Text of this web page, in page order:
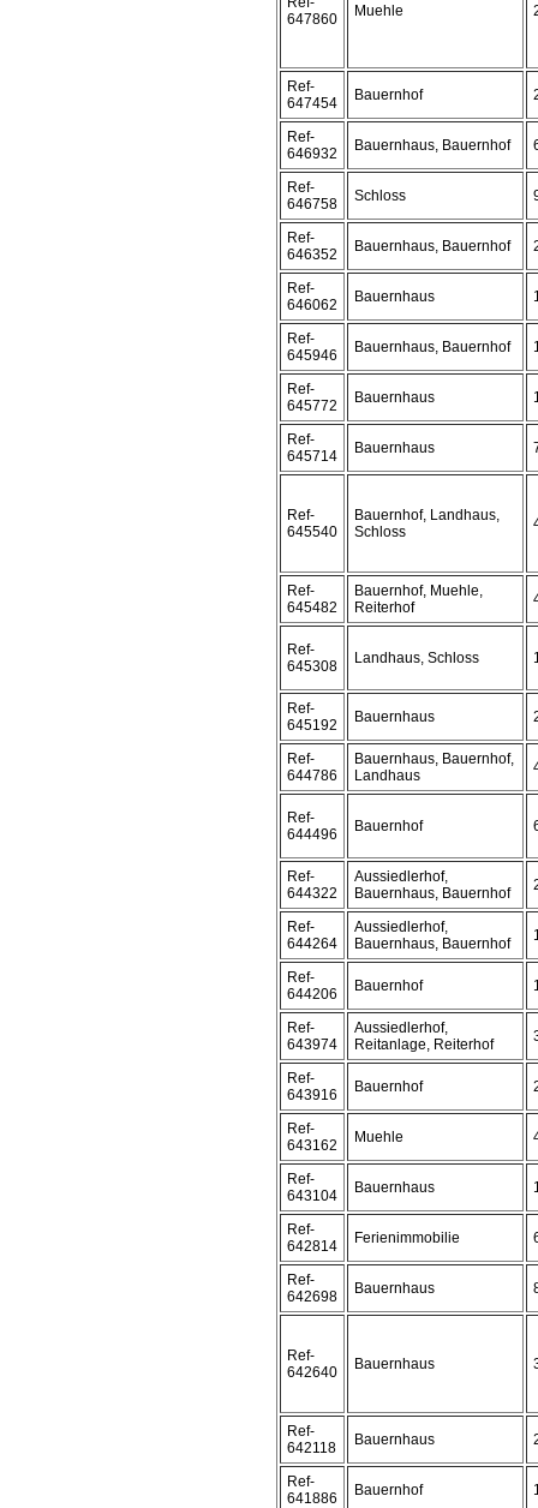
647860
Muehle
Ref-
647454
Bauernhof
Ref-
646932
Bauernhaus, Bauernhof
Ref-
646758
Schloss
Ref-
646352
Bauernhaus, Bauernhof
Ref-
646062
Bauernhaus
Ref-
645946
Bauernhaus, Bauernhof
Ref-
645772
Bauernhaus
Ref-
645714
Bauernhaus
Ref-
645540
Bauernhof, Landhaus,
Schloss
Ref-
645482
Bauernhof, Muehle,
Reiterhof
Ref-
645308
Landhaus, Schloss
Ref-
645192
Bauernhaus
Ref-
644786
Bauernhaus, Bauernhof,
Landhaus
Ref-
644496
Bauernhof
Ref-
644322
Aussiedlerhof,
Bauernhaus, Bauernhof
Ref-
644264
Aussiedlerhof,
Bauernhaus, Bauernhof
Ref-
644206
Bauernhof
Ref-
643974
Aussiedlerhof,
Reitanlage, Reiterhof
Ref-
643916
Bauernhof
Ref-
643162
Muehle
Ref-
643104
Bauernhaus
Ref-
642814
Ferienimmobilie
Ref-
642698
Bauernhaus
Ref-
642640
Bauernhaus
Ref-
642118
Bauernhaus
Ref-
641886
Bauernhof